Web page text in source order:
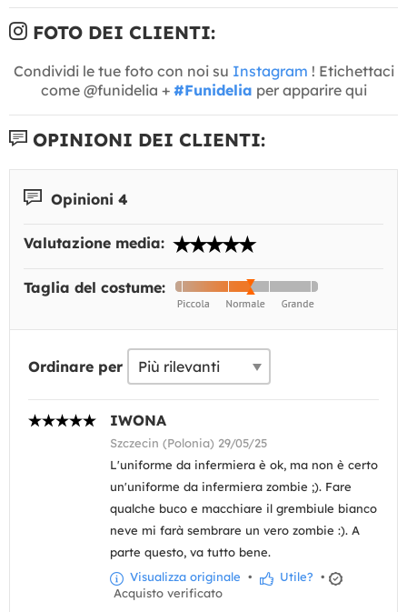
FOTO DEI CLIENTI:
Condividi le tue foto con noi su Instagram ! Etichettaci
come @funidelia + #Funidelia per apparire qui
OPINIONI DEI CLIENTI:
Opinioni 4
Valutazione media:
Taglia del costume:
Ordinare per
IWONA
Szczecin (Polonia) 29/05/25
L'uniforme da infermiera è ok, ma non è certo
un'uniforme da infermiera zombie ;). Fare
qualche buco e macchiare il grembiule bianco
neve mi farà sembrare un vero zombie :). A
parte questo, va tutto bene.
Visualizza originale • Utile? •
Acquisto verificato